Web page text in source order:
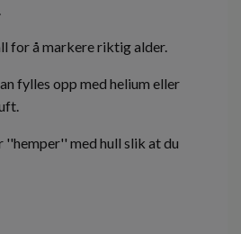
for å markere riktig alder.
fylles opp med helium eller
''hemper'' med hull slik at du